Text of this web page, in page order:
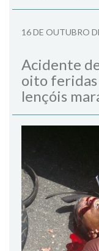
16 DE OUTUBRO
Acidente
oito feridas
lençóis